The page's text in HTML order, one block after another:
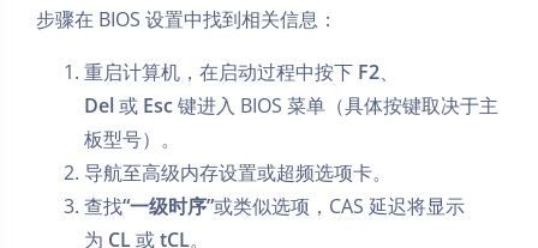
步骤在 BIOS 设置中找到相关信息：
重启计算机，在启动过程中按下 F2、
Del或 Esc键进入 BIOS 菜单（具体按键取决于主
板型号）。
导航至高级内存设置或超频选项卡。
查找“一级时序”或类似选项，CAS 延迟将显示
为 CL或tCL。